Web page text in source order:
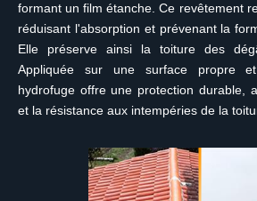
formant un film étanche. Ce revêtement
réduisant l'absorption et prévenant la
Elle préserve ainsi la toiture des
Appliquée sur une surface propre
hydrofuge offre une protection durable,
et la résistance aux intempéries de la